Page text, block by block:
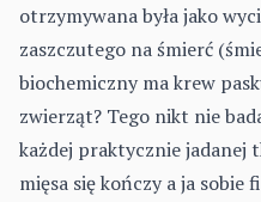
otrzymywana była jako
zaszczutego na śmierć
biochemiczny ma krew
zwierząt? Tego nikt nie
każdej praktycznie jadanej
mięsa się kończy a ja sobie